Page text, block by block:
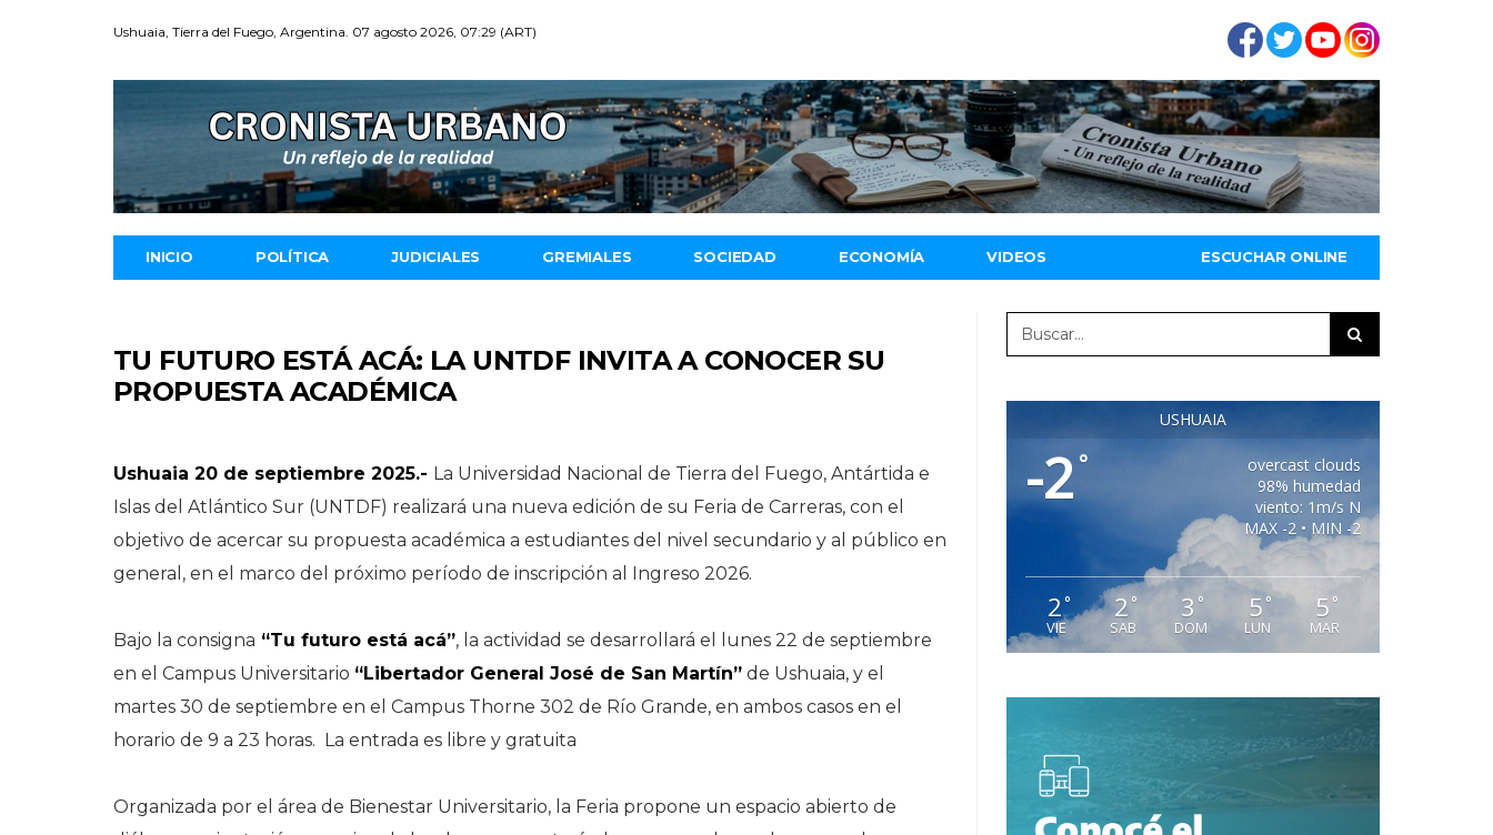
Ushuaia, Tierra del Fuego, Argentina. 07 agosto 2026, 07:29 (ART)
INICIO POLÍTICA JUDICIALES GREMIALES SOCIEDAD ECONOMÍA VIDEOS ESCUCHAR ONLINE
TU FUTURO ESTÁ ACÁ: LA UNTDF INVITA A CONOCER SU
PROPUESTA ACADÉMICA
Ushuaia 20 de septiembre 2025.- La Universidad Nacional de Tierra del Fuego, Antártida e
Islas del Atlántico Sur (UNTDF) realizará una nueva edición de su Feria de Carreras, con el
objetivo de acercar su propuesta académica a estudiantes del nivel secundario y al público en
general, en el marco del próximo período de inscripción al Ingreso 2026.
Bajo la consigna “Tu futuro está acá”, la actividad se desarrollará el lunes 22 de septiembre
en el Campus Universitario “Libertador General José de San Martín” de Ushuaia, y el
martes 30 de septiembre en el Campus Thorne 302 de Río Grande, en ambos casos en el
horario de 9 a 23 horas. La entrada es libre y gratuita
Organizada por el área de Bienestar Universitario, la Feria propone un espacio abierto de
USHUAIA
-2°
overcast clouds
98% humedad
viento: 1m/s N
MAX -2 • MIN -2
2°
VIE
2 °
SAB
3 °
DOM
5 °
LUN
5 °
MAR